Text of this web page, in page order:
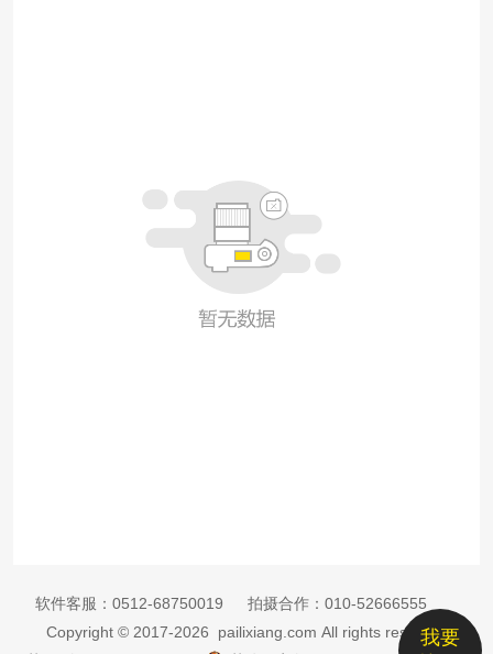
我要
软件客服： 0512-68750019 拍摄合作： 010-52666555
Copyright © 2017-2026 pailixiang.com All rights reserved